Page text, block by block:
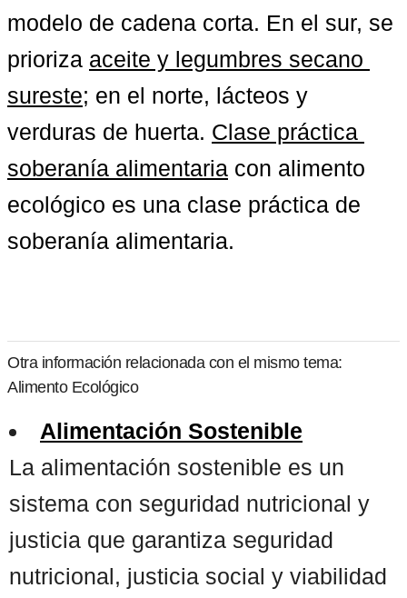
modelo de cadena corta. En el sur, se
prioriza aceite y legumbres secano
sureste; en el norte, lácteos y
verduras de huerta. Clase práctica
soberanía alimentaria con alimento
ecológico es una clase práctica de
soberanía alimentaria.
Otra información relacionada con el mismo tema:
Alimento Ecológico
Alimentación Sostenible
La alimentación sostenible es un
sistema con seguridad nutricional y
justicia que garantiza seguridad
nutricional, justicia social y viabilidad